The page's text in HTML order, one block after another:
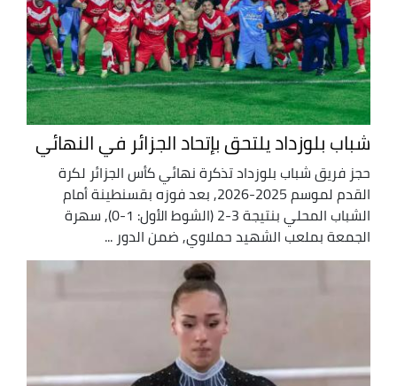
شباب بلوزداد يلتحق بإتحاد الجزائر في النهائي
حجز فريق شباب بلوزداد تذكرة نهائي كأس الجزائر لكرة
القدم لموسم 2025-2026, بعد فوزه بقسنطينة أمام
الشباب المحلي بنتيجة 3-2 (الشوط الأول: 1-0), سهرة
الجمعة بملعب الشهيد حملاوي, ضمن الدور ...